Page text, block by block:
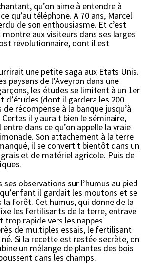
qu’on aime à entendre à
qu’au téléphone. A 70 ans, Marcel
de son enthousiasme. Et c’est
montre aux visiteurs dans ses larges
révolutionnaire, dont il est
une petite saga aux Etats Unis.
paysans de l’Aveyron dans une
les études se limitent à un 1er
d’études (dont il gardera les 200
récompense à la banque jusqu’à
Certes il y aurait bien le séminaire,
dans ce qu’on appelle la vraie
Son attachement à la terre
il se convertit bientôt dans un
et de matériel agricole. Puis de
ses observations sur l’humus au pied
il gardait les moutons et se
la forêt. Cet humus, qui donne de la
les fertilisants de la terre, entrave
trop rapide vers les nappes
de multiples essais, le fertilisant
Si la recette est restée secrète, on
un mélange de plantes des bois
dans les champs.